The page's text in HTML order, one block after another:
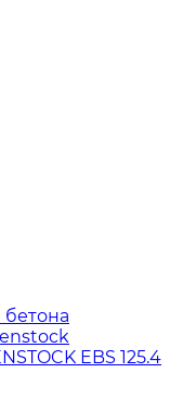
EBS 125.4